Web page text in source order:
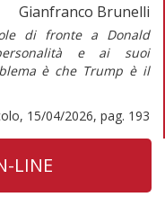
Gianfranco Brunelli
di fronte a Donald
e ai suoi
è che Trump è il
15/04/2026, pag. 193
LINE